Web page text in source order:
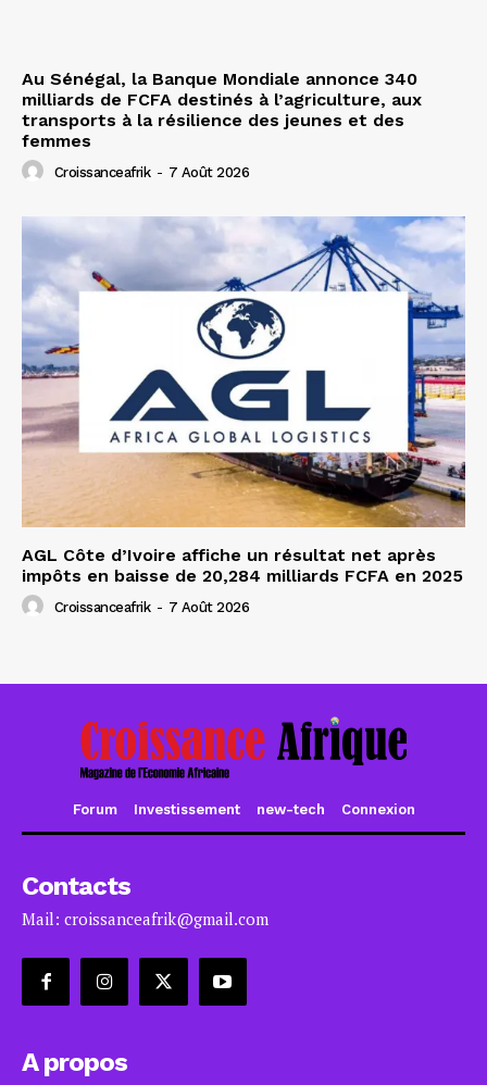
Au Sénégal, la Banque Mondiale annonce 340
milliards de FCFA destinés à l’agriculture, aux
transports à la résilience des jeunes et des
femmes
Croissanceafrik - 7 Août 2026
AGL Côte d’Ivoire affiche un résultat net après
impôts en baisse de 20,284 milliards FCFA en 2025
Croissanceafrik - 7 Août 2026
Forum Investissement new-tech Connexion
Contacts
Mail: croissanceafrik@gmail.com
A propos